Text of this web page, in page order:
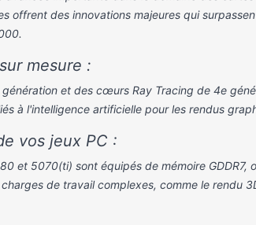
offrent des innovations majeures qui
mesure :
et des cœurs Ray Tracing de 4e
à l'intelligence artificielle pour les rendus
vos jeux PC :
et 5070(ti) sont équipés de mémoire GDDR7,
de travail complexes, comme le rendu
Haute 1440p
ARGB
.Qualité
RTX5070 RGB 5.0
PC